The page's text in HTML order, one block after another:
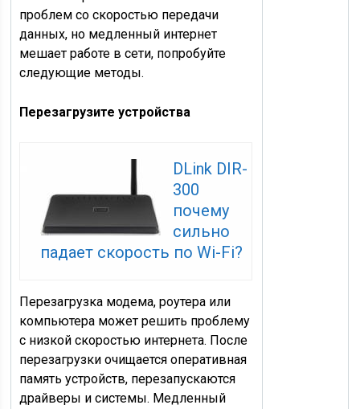
проблем со скоростью передачи
данных, но медленный интернет
мешает работе в сети, попробуйте
следующие методы.
Перезагрузите устройства
DLink DIR-
300
почему
сильно
падает скорость по Wi-Fi?
Перезагрузка модема, роутера или
компьютера может решить проблему
с низкой скоростью интернета. После
перезагрузки очищается оперативная
память устройств, перезапускаются
драйверы и системы. Медленный